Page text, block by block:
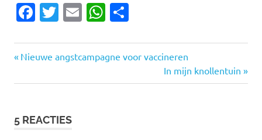
Facebook
Twitter
EmailWhatsApp
Bericht
navigatie
Vorige
Nieuwe angstcampagne voor vaccineren
Volgende
bericht:
In mijn knollentuin
5 REACTIES